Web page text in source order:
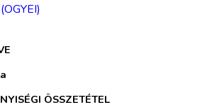
ÖSSZETÉTEL